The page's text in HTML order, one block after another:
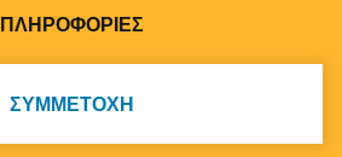
ΠΛΗΡΟΦΟΡΊΕΣ
ΣΥΜΜΕΤΟΧΉ